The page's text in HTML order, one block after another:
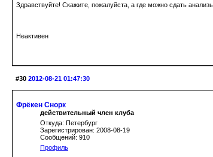
Здравствуйте! Скажите, пожалуйста, а где можно сдать
Неактивен
#30 2012-08-21 01:47:30
Фрёкен Снорк
действительный член клуба
Откуда: Петербург
Зарегистрирован: 2008-08-19
Сообщений: 910
Профиль